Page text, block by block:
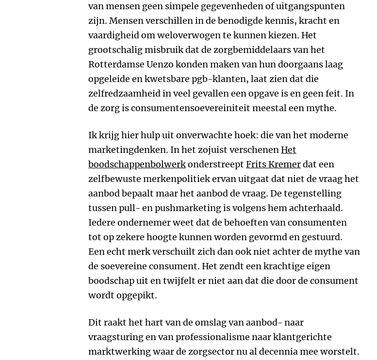
van mensen geen simpele gegevenheden of uitgangspunten
zijn. Mensen verschillen in de benodigde kennis, kracht en
vaardigheid om weloverwogen te kunnen kiezen. Het
grootschalig misbruik dat de zorgbemiddelaars van het
Rotterdamse Uenzo konden maken van hun doorgaans laag
opgeleide en kwetsbare pgb-klanten, laat zien dat die
zelfredzaamheid in veel gevallen een opgave is en geen feit. In
de zorg is consumentensoevereiniteit meestal een mythe.
Ik krijg hier hulp uit onverwachte hoek: die van het moderne
marketingdenken. In het zojuist verschenenHet
boodschappenbolwerkonderstreept Frits Kremerdat een
zelfbewuste merkenpolitiek ervan uitgaat dat niet de vraag het
aanbod bepaalt maar het aanbod de vraag. De tegenstelling
tussen pull- en pushmarketing is volgens hem achterhaald.
Iedere ondernemer weet dat de behoeften van consumenten
tot op zekere hoogte kunnen worden gevormd en gestuurd.
Een echt merk verschuilt zich dan ook niet achter de mythe van
de soevereine consument. Het zendt een krachtige eigen
boodschap uit en twijfelt er niet aan dat die door de consument
wordt opgepikt.
Dit raakt het hart van de omslag van aanbod- naar
vraagsturing en van professionalisme naar klantgerichte
marktwerking waar de zorgsector nu al decennia mee worstelt.